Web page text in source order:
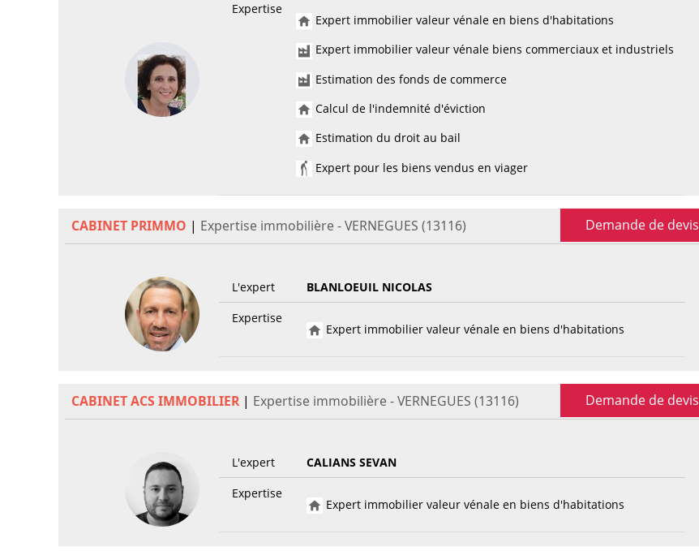
Expertise
Expert immobilier valeur vénale en biens d'habitations
Expert immobilier valeur vénale biens commerciaux et industriels
Estimation des fonds de commerce
Calcul de l'indemnité d'éviction
Estimation du droit au bail
Expert pour les biens vendus en viager
CABINET PRIMMO | Expertise immobilière - VERNEGUES (13116) Demande de devis
L'expert
BLANLOEUIL NICOLAS
Expertise
Expert immobilier valeur vénale en biens d'habitations
CABINET ACS IMMOBILIER | Expertise immobilière - VERNEGUES (13116) Demande de devis
L'expert
CALIANS SEVAN
Expertise
Expert immobilier valeur vénale en biens d'habitations